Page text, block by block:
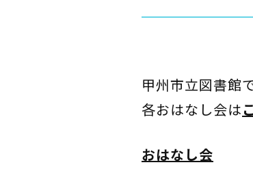
甲州市立図書館
各おはなし会は
おはなし会